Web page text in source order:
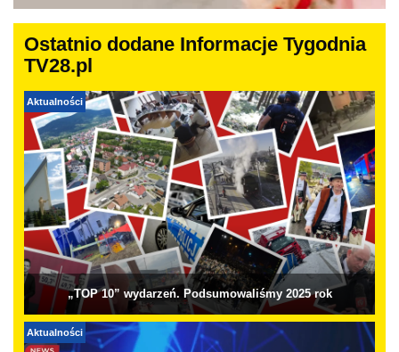
Ostatnio dodane Informacje Tygodnia
TV28.pl
Aktualności
„TOP 10” wydarzeń. Podsumowaliśmy 2025 rok
Aktualności